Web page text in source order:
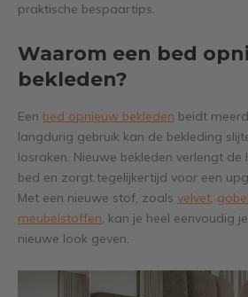
praktische bespaartips.
Waarom een bed
bekleden?
Een bed opnieuw bekleden beidt
langdurig gebruik kan de bekleding
losraken. Nieuwe bekleden verlengt de
bed en zorgt tegelijkertijd voor een
Met een nieuwe stof, zoals velvet,
meubelstoffen, kan je heel eenvoudig
nieuwe look geven.